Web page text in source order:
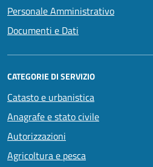
Personale Amministrativo
Documenti e Dati
CATEGORIE DI SERVIZIO
Catasto e urbanistica
Anagrafe e stato civile
Autorizzazioni
Agricoltura e pesca